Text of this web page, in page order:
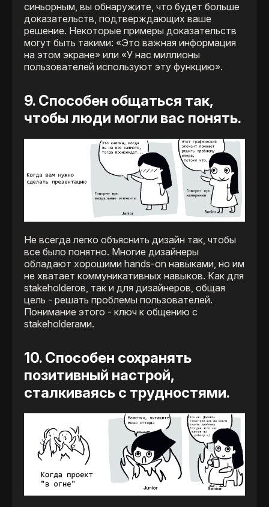
синьорным, вы обнаружите, что будет больше
доказательств, подтверждающих ваше
решение. Некоторые примеры доказательств
могут быть такими: «Это важная информация
на этом экране» или «У нас миллионы
пользователей используют эту функцию».
9. Способен общаться так,
чтобы люди могли вас понять.
Не всегда легко объяснить дизайн так, чтобы
все было понятно. Многие дизайнеры
обладают хорошими hands-on навыками, но им
не хватает коммуникативных навыков. Как для
stakeholderов, так и для дизайнеров, общая
цель - решать проблемы пользователей.
Понимание этого - ключ к общению с
stakeholderами.
10. Способен сохранять
позитивный настрой,
сталкиваясь с трудностями.